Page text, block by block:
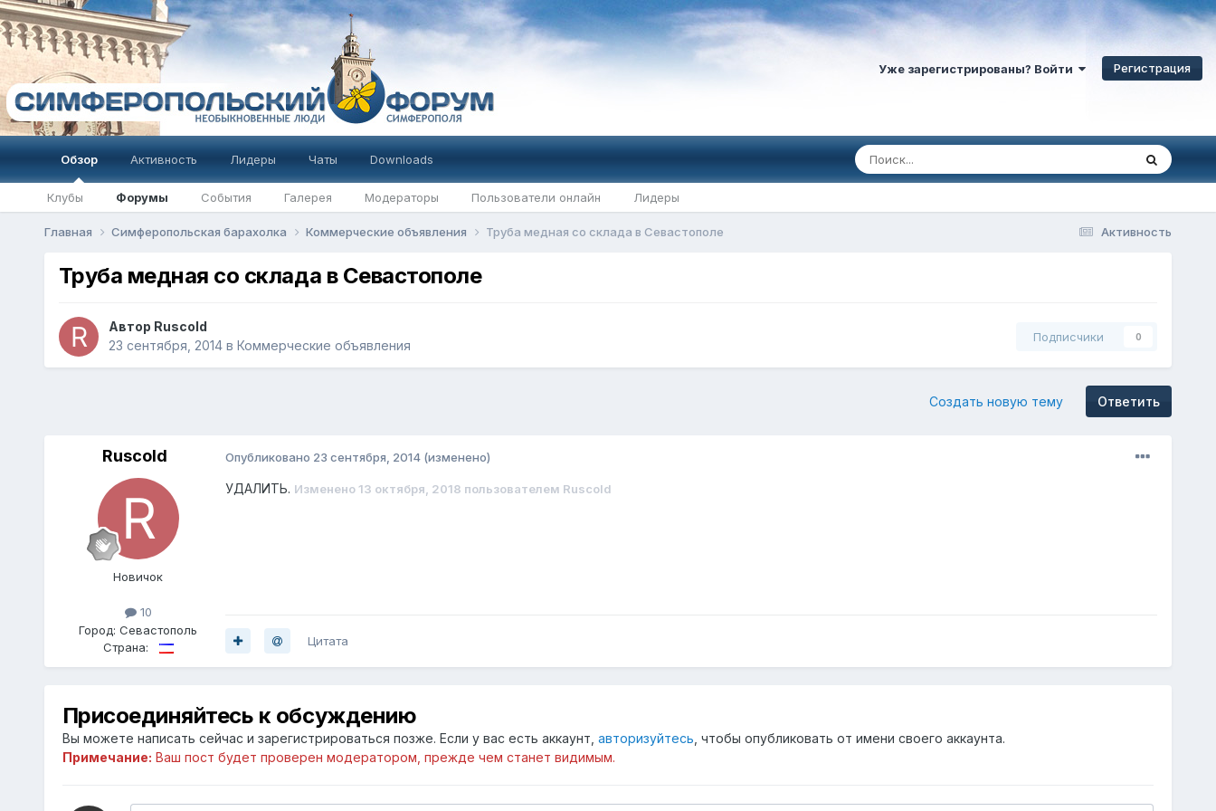
Уже зарегистрированы? Войти Регистрация
Обзор
Клубы Форумы События Галерея Модераторы Пользователи онлайн Лидеры
Активность Лидеры Чаты Downloads
Активность
Главная Симферопольская барахолка Коммерческие объявления Труба медная со склада в Севастополе
Труба медная со склада в Севастополе
Автор Ruscold
23 сентября, 2014в Коммерческие объявления
Подписчики 0
Ответить
Создать новую тему
Ruscold
Новичок
10
Город:Севастополь
Страна:
Опубликовано 23 сентября, 2014 (изменено)
УДАЛИТЬ. Изменено 13 октября, 2018 пользователем Ruscold
Цитата
Присоединяйтесь к обсуждению
Вы можете написать сейчас и зарегистрироваться позже. Если у вас есть аккаунт, авторизуйтесь , чтобы опубликовать от имени своего аккаунта.
Примечание: Ваш пост будет проверен модератором, прежде чем станет видимым.